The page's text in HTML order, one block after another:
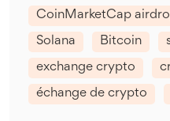
CoinMarketCap
Solana Bitcoin
exchange crypto
échange de crypto